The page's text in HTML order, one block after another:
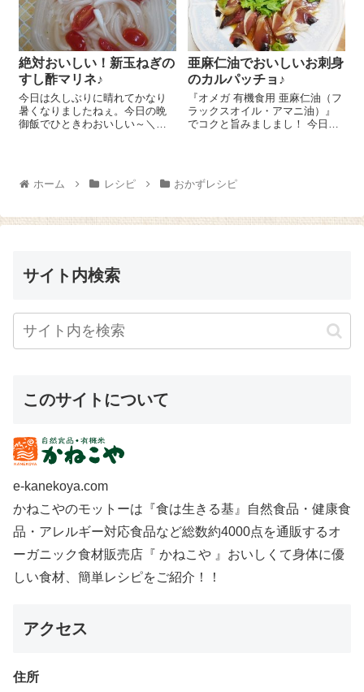
絶対おいしい！新玉ねぎの
すし酢マリネ♪
今日は久しぶりに晴れてかなり
暑くなりましたねぇ。今日の晩
御飯でひときわおいしい～＼
＾。作り方もとーっても簡単！
新玉ねぎは5mm厚さくらいのく
亜麻仁油でおいしいお刺身
のカルパッチョ♪
『オメガ 有機食用 亜麻仁油（フ
ラックスオイル・アマニ油）』
でコクと旨みましまし！ 今日は
身をお皿に並べ、新玉ねぎのス
ライス、レタ...
ホーム レシピ おかずレシピ
サイト内検索
このサイトについて
e-kanekoya.com
かねこやのモットーは『食は生きる基』自然食品・健康食
品・アレルギー対応食品など総数約4000点を通販するオ
ーガニック食材販売店『 かねこや 』おいしくて身体に優
しい食材、簡単レシピをご紹介！！
アクセス
住所